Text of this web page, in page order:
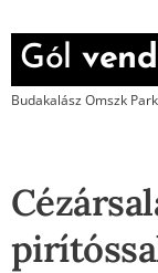
Gól
Budakalász Omszk